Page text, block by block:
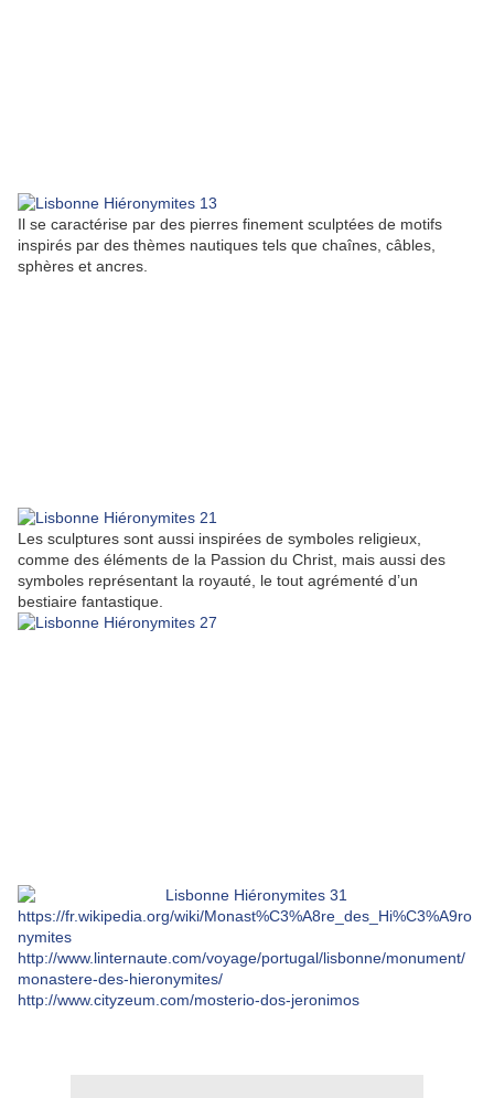
Il se caractérise par des pierres finement sculptées de motifs
inspirés par des thèmes nautiques tels que chaînes, câbles,
sphères et ancres.
Les sculptures sont aussi inspirées de symboles religieux,
comme des éléments de la Passion du Christ, mais aussi des
symboles représentant la royauté, le tout agrémenté d’un
bestiaire fantastique.
https://fr.wikipedia.org/wiki/Monast%C3%A8re_des_Hi%C3%A9ro
nymites
http://www.linternaute.com/voyage/portugal/lisbonne/monument/
monastere-des-hieronymites/
http://www.cityzeum.com/mosterio-dos-jeronimos